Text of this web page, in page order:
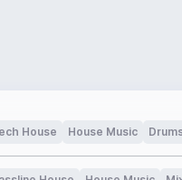
House House Music